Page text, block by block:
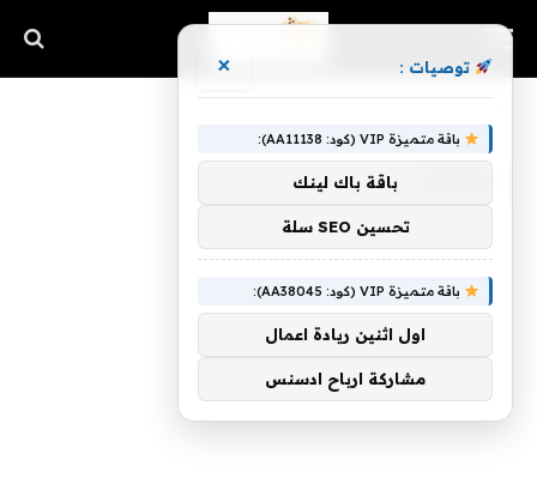
توصيات : ×
باقة متميزة VIP (كود: AA11138):
باقة باك لينك
تحسين SEO سلة
باقة متميزة VIP (كود: AA38045):
اول اثنين ريادة اعمال
مشاركة ارباح ادسنس